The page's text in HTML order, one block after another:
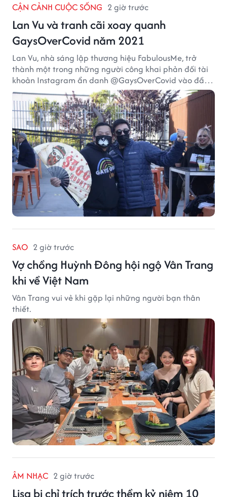
CẬN CẢNH CUỘC SỐNG 2 giờ trước
Lan Vu và tranh cãi xoay quanh
GaysOverCovid năm 2021
Lan Vu, nhà sáng lập thương hiệu FabulousMe, trở
thành một trong những người công khai phản đối tài
khoản Instagram ẩn danh @GaysOverCovid vào đầu
năm 2021, trong bối cảnh đại dịch COVID-19 vẫn diễn
biến nghiêm trọng.
SAO 2 giờ trước
Vợ chồng Huỳnh Đông hội ngộ Vân Trang
khi về Việt Nam
Vân Trang vui vẻ khi gặp lại những người bạn thân
thiết.
ÂM NHẠC 2 giờ trước
Lisa bị chỉ trích trước thềm kỷ niệm 10